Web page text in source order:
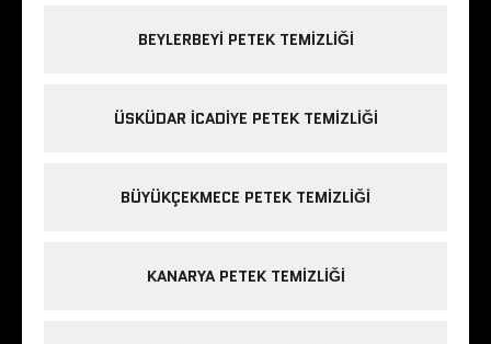
BEYLERBEYI PETEK TEMIZLIĞI
ÜSKÜDAR ICADIYE PETEK TEMIZLIĞI
BÜYÜKÇEKMECE PETEK TEMIZLIĞI
KANARYA PETEK TEMIZLIĞI